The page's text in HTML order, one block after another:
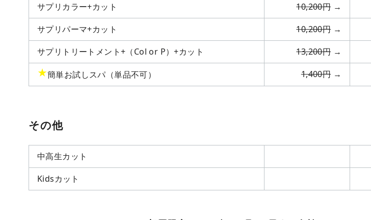
サプリカラー+カット 10,200円→
サプリパーマ+カット
10,200円→
サプリトリートメント+（Col or P）+カット
13,200円→
簡単お試しスパ（単品不可） 1,400円→
その他
中高生カット
Kidsカット